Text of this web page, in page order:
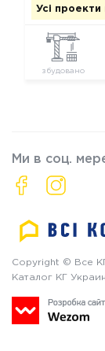
Усі
збудовано
Ми в соц.
Copyright © Все
Каталог КГ